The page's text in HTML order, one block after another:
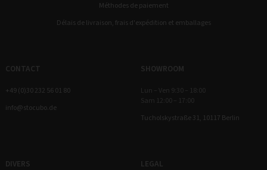
Méthodes de paiement
Délais de livraison, frais d'expédition et emballages
CONTACT
+49 (0)30 232 56 01 80
info@stocubo.de
SHOWROOM
Lun – Ven 9:30 – 18:00
Sam 12:00 – 17:00
Tucholskystraße 31, 10117 Berlin
DIVERS LEGAL